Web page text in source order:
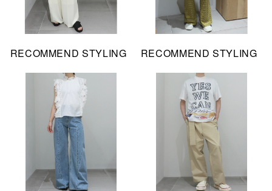
RECOMMEND STYLING RECOMMEND STYLING